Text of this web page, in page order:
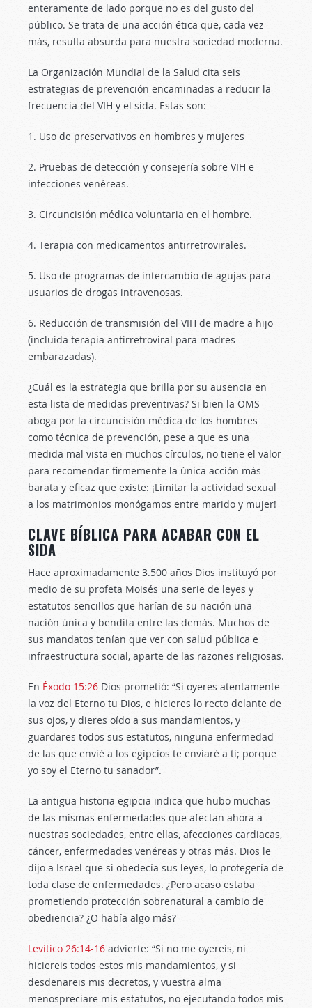
enteramente de lado porque no es del gusto del
público. Se trata de una acción ética que, cada vez
más, resulta absurda para nuestra sociedad moderna.
La Organización Mundial de la Salud cita seis
estrategias de prevención encaminadas a reducir la
frecuencia del VIH y el sida. Estas son:
1. Uso de preservativos en hombres y mujeres
2. Pruebas de detección y consejería sobre VIH e
infecciones venéreas.
3. Circuncisión médica voluntaria en el hombre.
4. Terapia con medicamentos antirretrovirales.
5. Uso de programas de intercambio de agujas para
usuarios de drogas intravenosas.
6. Reducción de transmisión del VIH de madre a hijo
(incluida terapia antirretroviral para madres
embarazadas).
¿Cuál es la estrategia que brilla por su ausencia en
esta lista de medidas preventivas? Si bien la OMS
aboga por la circuncisión médica de los hombres
como técnica de prevención, pese a que es una
medida mal vista en muchos círculos, no tiene el valor
para recomendar firmemente la única acción más
barata y eficaz que existe: ¡Limitar la actividad sexual
a los matrimonios monógamos entre marido y mujer!
CLAVE BÍBLICA PARA ACABAR CON EL
SIDA
Hace aproximadamente 3.500 años Dios instituyó por
medio de su profeta Moisés una serie de leyes y
estatutos sencillos que harían de su nación una
nación única y bendita entre las demás. Muchos de
sus mandatos tenían que ver con salud pública e
infraestructura social, aparte de las razones religiosas.
En Éxodo 15:26 Dios prometió: “Si oyeres atentamente
la voz del Eterno tu Dios, e hicieres lo recto delante de
sus ojos, y dieres oído a sus mandamientos, y
guardares todos sus estatutos, ninguna enfermedad
de las que envié a los egipcios te enviaré a ti; porque
yo soy el Eterno tu sanador”.
La antigua historia egipcia indica que hubo muchas
de las mismas enfermedades que afectan ahora a
nuestras sociedades, entre ellas, afecciones cardiacas,
cáncer, enfermedades venéreas y otras más. Dios le
dijo a Israel que si obedecía sus leyes, lo protegería de
toda clase de enfermedades. ¿Pero acaso estaba
prometiendo protección sobrenatural a cambio de
obediencia? ¿O había algo más?
Levítico 26:14-16 advierte: “Si no me oyereis, ni
hiciereis todos estos mis mandamientos, y si
desdeñareis mis decretos, y vuestra alma
menospreciare mis estatutos, no ejecutando todos mis